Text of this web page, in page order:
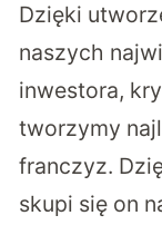
Dzięki
naszych
inwestora,
tworzymy
franczyz.
skupi się on